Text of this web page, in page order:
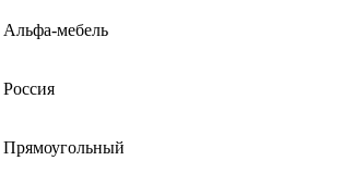
Альфа-мебель
Россия
Прямоугольный